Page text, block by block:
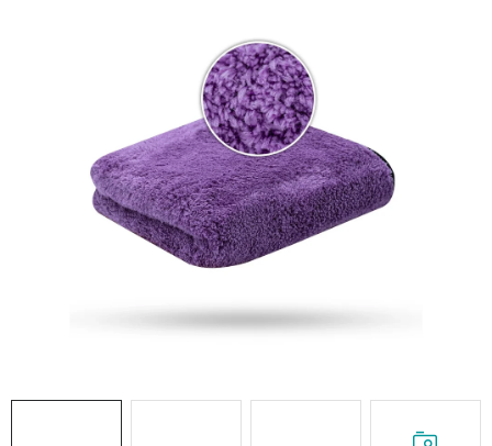
DÁRKOVÉ SADY A POUKAZY
NAŠE SLUŽBY
BYDLENÍ